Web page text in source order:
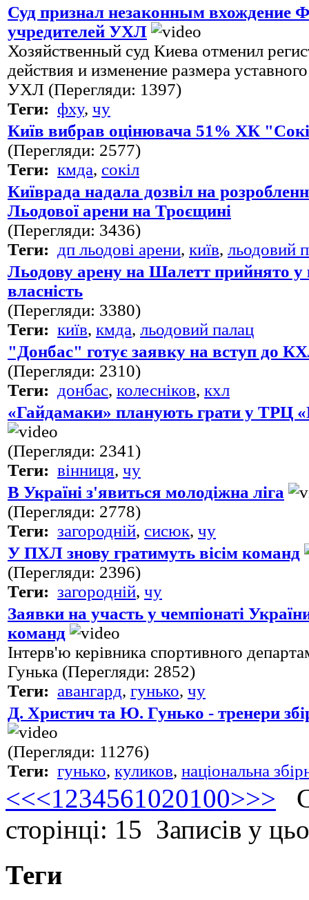
Суд признал незаконным вхождение
учредителей УХЛ
Хозяйственный суд Киева отменил
действия и изменение размера
УХЛ (Перегляди: 1397)
Теги: фху, чу
Київ вибрав оцінювача 51% ХК
(Перегляди: 2577)
Теги: кмда, сокіл
Київрада надала дозвіл на
Льодової арени на Троєщині
(Перегляди: 3436)
Теги: дп льодові арени, київ, льодовий
Льодову арену на Шалетт прийнято у
власність
(Перегляди: 3380)
Теги: київ, кмда, льодовий палац
"Донбас" готує заявку на вступ до
(Перегляди: 2310)
Теги: донбас, колесніков, кхл
«Гайдамаки» планують грати у ТРЦ
(Перегляди: 2341)
Теги: вінниця, чу
В Україні з'явиться молодіжна ліга
(Перегляди: 2778)
Теги: загородній, сисюк, чу
У ПХЛ знову гратимуть вісім команд
(Перегляди: 2396)
Теги: загородній, чу
Заявки на участь у чемпіонаті
команд
Інтерв'ю керівника спортивного
Гунька (Перегляди: 2852)
Теги: авангард, гунько, чу
Д. Христич та Ю. Гунько - тренери
(Перегляди: 11276)
Теги: гунько, куликов, національна
<<<1234561020100>>>
сторінці: 15 Записів у
Теги